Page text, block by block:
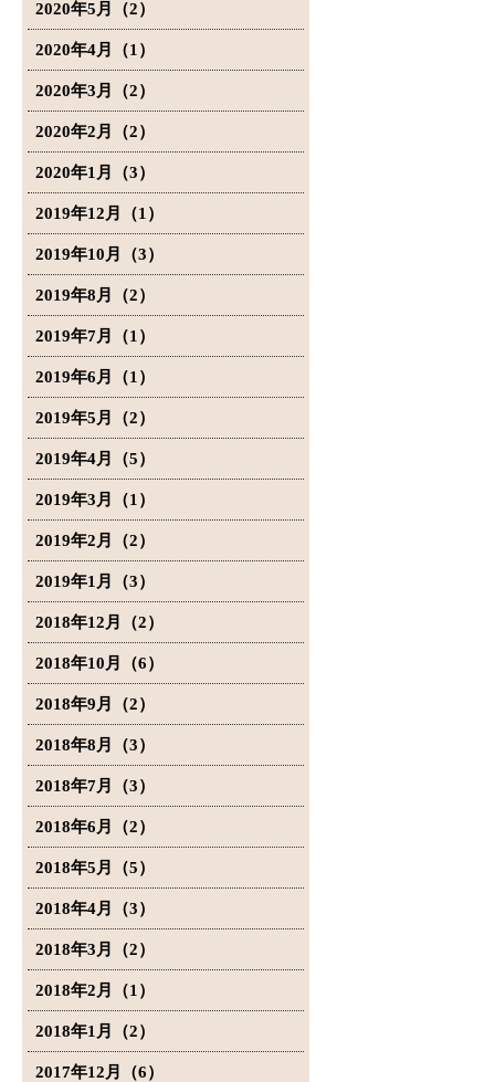
2020年5月（2）
2020年4月（1）
2020年3月（2）
2020年2月（2）
2020年1月（3）
2019年12月（1）
2019年10月（3）
2019年8月（2）
2019年7月（1）
2019年6月（1）
2019年5月（2）
2019年4月（5）
2019年3月（1）
2019年2月（2）
2019年1月（3）
2018年12月（2）
2018年10月（6）
2018年9月（2）
2018年8月（3）
2018年7月（3）
2018年6月（2）
2018年5月（5）
2018年4月（3）
2018年3月（2）
2018年2月（1）
2018年1月（2）
2017年12月（6）